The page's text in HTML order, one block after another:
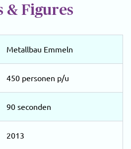
& Figures
Metallbau Emmeln
450 personen p/u
90 seconden
2013